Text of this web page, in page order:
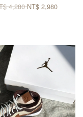
4,280NT$ 2,980